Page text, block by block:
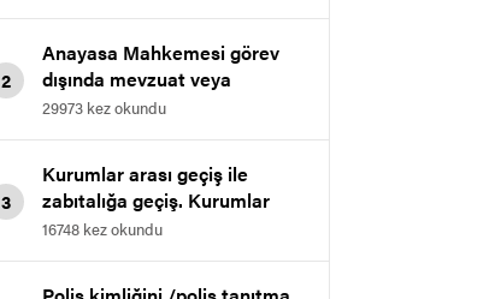
2
Anayasa Mahkemesi görev
dışında mevzuat veya
talimatlarla yasaklanan
29973 kez okundu
3
Kurumlar arası geçiş ile
zabıtalığa geçiş. Kurumlar
arası geçişte muvafakat
16748 kez okundu